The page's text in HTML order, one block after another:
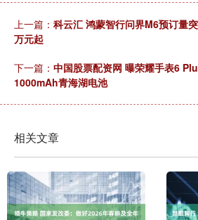
上一篇： 科云汇 鸿蒙智行问界M6预订量
万元起
下一篇： 中国股票配资网 曝荣耀手表6
1000mAh青海湖电池
相关文章